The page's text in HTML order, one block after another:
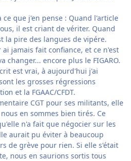
ce que j'en pense : Quand l'article
il est criant de vériter. Quand
la pire des langues de vipére.
jamais fait confiance, et ce n'est
changer... encore plus le FIGARO.
est vrai, à aujourd'hui j'ai
les grosses régressions
et la FGAAC/CFDT.
CGT pour ses militants, elle
en sommes bien tirés. Ce
n'a fait que négocier sur les
aurait pu éviter à beaucoup
de grève pour rien. Si elle s'était
nous en saurions sortis tous